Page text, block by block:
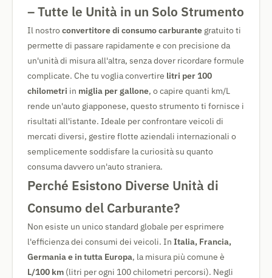
– Tutte le Unità in un Solo Strumento
Il nostroconvertitore di consumo carburante gratuito ti
permette di passare rapidamente e con precisione da
un'unità di misura all'altra, senza dover ricordare formule
complicate. Che tu voglia convertire litri per 100
chilometri in miglia per gallone, o capire quanti km/L
rende un'auto giapponese, questo strumento ti fornisce i
risultati all'istante. Ideale per confrontare veicoli di
mercati diversi, gestire flotte aziendali internazionali o
semplicemente soddisfare la curiosità su quanto
consuma davvero un'auto straniera.
Perché Esistono Diverse Unità di
Consumo del Carburante?
Non esiste un unico standard globale per esprimere
l'efficienza dei consumi dei veicoli. In Italia, Francia,
Germania e in tutta Europa, la misura più comune è
L/100 km (litri per ogni 100 chilometri percorsi). Negli